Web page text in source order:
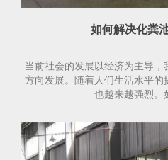
如何解决化粪
当前社会的发展以经济为主导
方向发展。随着人们生活水平
也越来越强烈。